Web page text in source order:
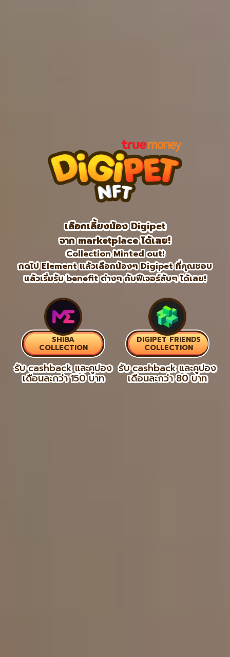
เลือกเลี้ยงน้อง Digipet
จาก marketplace ได้เลย!
Collection Minted out!
กดไป Element แล้วเลือกน้องๆ Digipet ที่คุณชอบ
แล้วเริ่มรับ benefit ต่างๆ กับฟีเจอร์ลับๆ ได้เลย!
SHIBA
COLLECTION
รับ cashback และคูปอง
เดือนละกว่า 150 บาท
DIGIPET FRIENDS
COLLECTION
รับ cashback และคูปอง
เดือนละกว่า 80 บาท